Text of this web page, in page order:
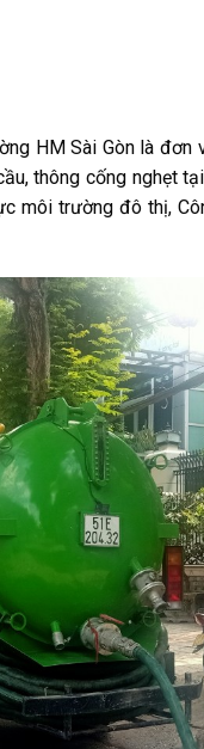
HM Sài Gòn là đơn
thông cống nghẹt
môi trường đô thị,